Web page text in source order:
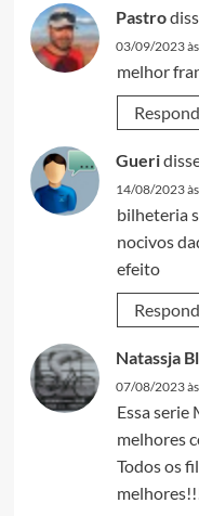
Pastro
03/09/2023
melhor
Gueri
14/08/2023
bilheteria
nocivos
efeito
Natassja
07/08/2023
Essa serie
melhores
Todos os